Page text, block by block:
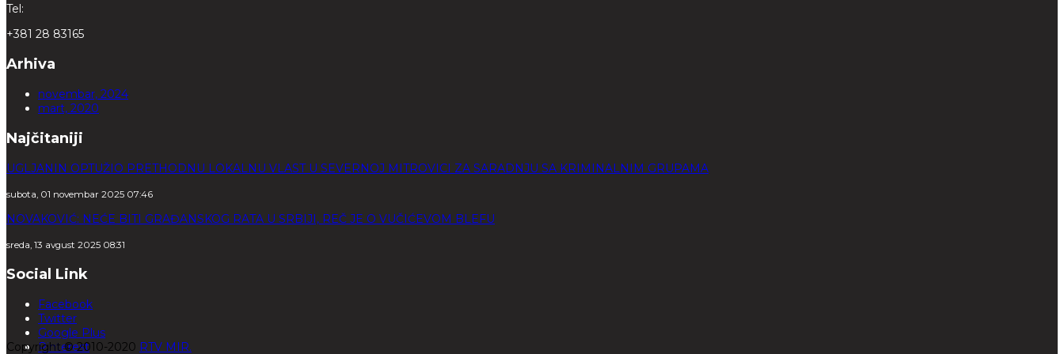
Tel:
+381 28 83165
Arhiva
novembar, 2024
mart, 2020
Najčitaniji
UGLJANIN OPTUŽIO PRETHODNU LOKALNU VLAST U SEVERNOJ MITROVICI ZA SARADNJU SA KRIMINALNIM GRUPAMA
subota, 01 novembar 2025 07:46
NOVAKOVIĆ: NEĆE BITI GRAĐANSKOG RATA U SRBIJI, REČ JE O VUČIĆEVOM BLEFU
sreda, 13 avgust 2025 08:31
Social Link
Facebook
Twitter
Google Plus
Pinterest
Copyright © 2010-2020 RTV MIR.